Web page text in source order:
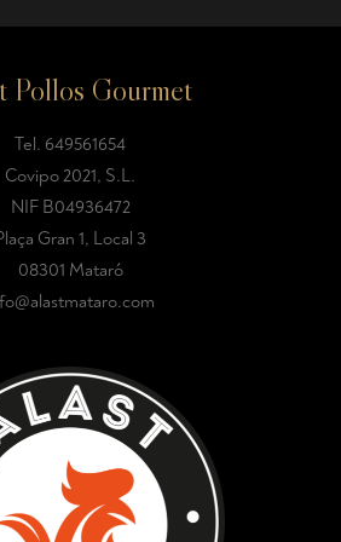
Pollos Gourmet
Tel. 649561654
Covipo 2021, S.L.
NIF B04936472
Gran 1, Local 3
08301 Mataró